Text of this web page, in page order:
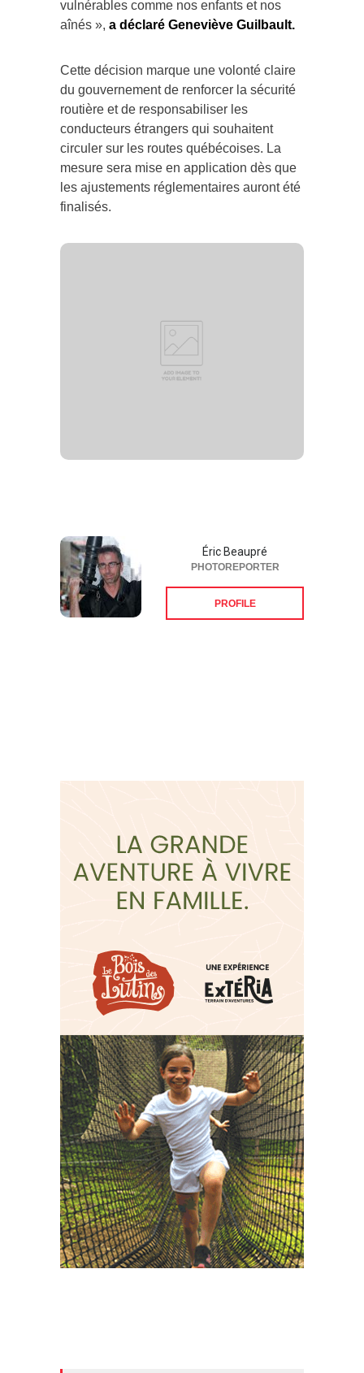
vulnérables comme nos enfants et nos
aînés », a déclaré Geneviève Guilbault.
Cette décision marque une volonté claire
du gouvernement de renforcer la sécurité
routière et de responsabiliser les
conducteurs étrangers qui souhaitent
circuler sur les routes québécoises. La
mesure sera mise en application dès que
les ajustements réglementaires auront été
finalisés.
Éric Beaupré
PHOTOREPORTER
PROFILE